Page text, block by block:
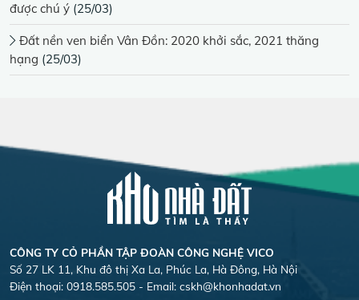
được chú ý (25/03)
Đất nền ven biển Vân Đồn: 2020 khởi sắc, 2021 thăng
hạng (25/03)
CÔNG TY CỎ PHẦN TẬP ĐOÀN CÔNG NGHỆ VICO
Số 27 LK 11, Khu đô thị Xa La, Phúc La, Hà Đông, Hà Nội
Điện thoại: 0918.585.505 - Email: cskh@khonhadat.vn